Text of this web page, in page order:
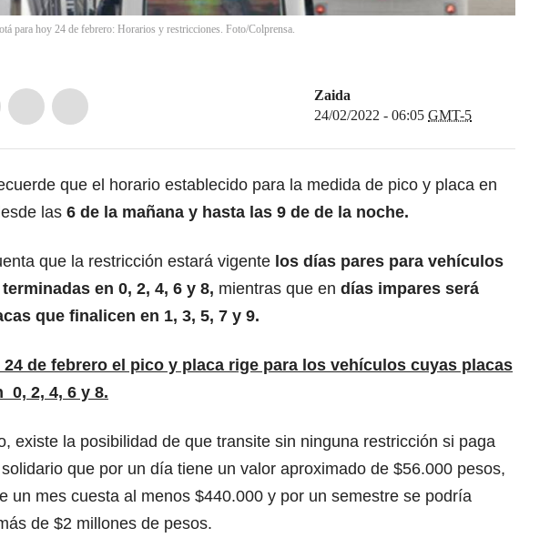
para hoy 24 de febrero: Horarios y restricciones. Foto/Colprensa.
Zaida
24/02/2022 - 06:05 GMT-5
que el horario establecido para la medida de pico y placa en
las 6 de la mañana y hasta las 9 de de la noche.
que la restricción estará vigente los días pares para vehículos
en 0, 2, 4, 6 y 8, mientras que en días impares será
que finalicen en 1, 3, 5, 7 y 9.
24 de febrero el pico y placa rige para los vehículos cuyas placas
0, 2, 4, 6 y 8.
existe la posibilidad de que transite sin ninguna restricción si paga
que por un día tiene un valor aproximado de $56.000 pesos,
un mes cuesta al menos $440.000 y por un semestre se podría
de $2 millones de pesos.